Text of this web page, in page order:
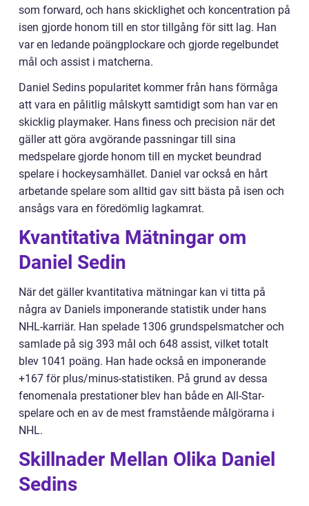
som forward, och hans skicklighet och koncentration på
isen gjorde honom till en stor tillgång för sitt lag. Han
var en ledande poängplockare och gjorde regelbundet
mål och assist i matcherna.
Daniel Sedins popularitet kommer från hans förmåga
att vara en pålitlig målskytt samtidigt som han var en
skicklig playmaker. Hans finess och precision när det
gäller att göra avgörande passningar till sina
medspelare gjorde honom till en mycket beundrad
spelare i hockeysamhället. Daniel var också en hårt
arbetande spelare som alltid gav sitt bästa på isen och
ansågs vara en föredömlig lagkamrat.
Kvantitativa Mätningar om
Daniel Sedin
När det gäller kvantitativa mätningar kan vi titta på
några av Daniels imponerande statistik under hans
NHL-karriär. Han spelade 1306 grundspelsmatcher och
samlade på sig 393 mål och 648 assist, vilket totalt
blev 1041 poäng. Han hade också en imponerande
+167 för plus/minus-statistiken. På grund av dessa
fenomenala prestationer blev han både en All-Star-
spelare och en av de mest framstående målgörarna i
NHL.
Skillnader Mellan Olika Daniel
Sedins